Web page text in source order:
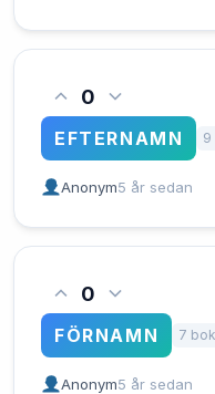
0
EFTERNAMN 9
Anonym5 år sedan
0
FÖRNAMN 7
Anonym5 år sedan